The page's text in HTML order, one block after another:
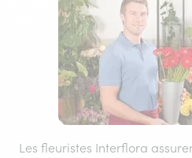
Les fleuristes Interflora